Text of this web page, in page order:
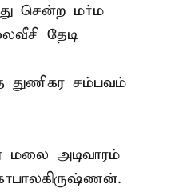
சென்ற மர்ம
தேடி
துணிகர சம்பவம்
மலை அடிவாரம்